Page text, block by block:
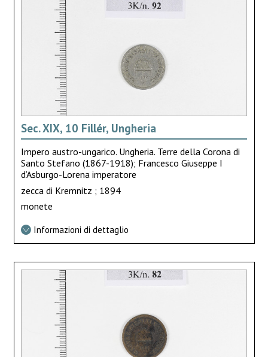
Sec. XIX, 10 Fillér, Ungheria
Impero austro-ungarico. Ungheria. Terre della Corona di
Santo Stefano (1867-1918); Francesco Giuseppe I
d’Asburgo-Lorena imperatore
zecca di Kremnitz ; 1894
monete
Informazioni di dettaglio